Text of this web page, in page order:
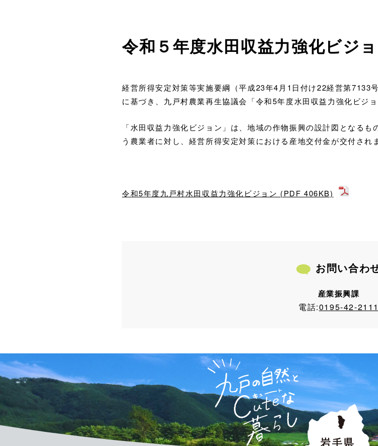
令和５年度水田収益力強化ビジ
経営所得安定対策等実施要綱（平成23年4月1日付け22経営第7133
に基づき、九戸村農業再生協議会「令和5年度水田収益力強化ビジョ
「水田収益力強化ビジョン」は、地域の作物振興の設計図となる
う農業者に対し、経営所得安定対策における産地交付金が交付され
令和5年度九戸村水田収益力強化ビジョン (PDF 406KB)
お問い合わ
産業振興課
電話:0195-42-2111